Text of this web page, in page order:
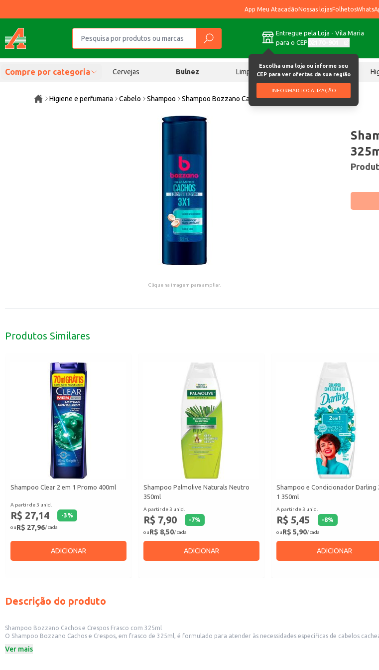
App Meu AtacadãoNossas lojasFolhetos
Entregue pela Loja - Vila Maria
para o CEP
Escolha uma loja ou informe seu
CEP para ver ofertas da sua região
INFORMAR LOCALIZAÇÃO
Compre por categoria Cervejas Bulnez Limpeza Chocolates
Higiene e perfumaria Cabelo Shampoo Shampoo Bozzano Cachos e crespos 325ml
Clique na imagem para ampliar.
Produtos Similares
Shampoo Clear 2 em 1 Promo 400ml
A partir de 3 unid.
R$ 27,14 -3%
ouR$ 27,96/ cada
ADICIONAR
Shampoo Palmolive Naturals Neutro
350ml
A partir de 3 unid.
R$ 7,90 -7%
ouR$ 8,50/ cada
ADICIONAR
Shampoo e Condicionador Darling
1 350ml
A partir de 3 unid.
R$ 5,45 -8%
ouR$ 5,90/ cada
ADICIONAR
Descrição do produto
Shampoo Bozzano Cachos e Crespos Frasco com 325ml
O Shampoo Bozzano Cachos e Crespos, em frasco de 325ml, é formulado para atender às necessidades específicas de cabelos cacheados e crespos. Sua fórmula é adequada para uso em salões de beleza,
Dicas de Uso:
Ver mais